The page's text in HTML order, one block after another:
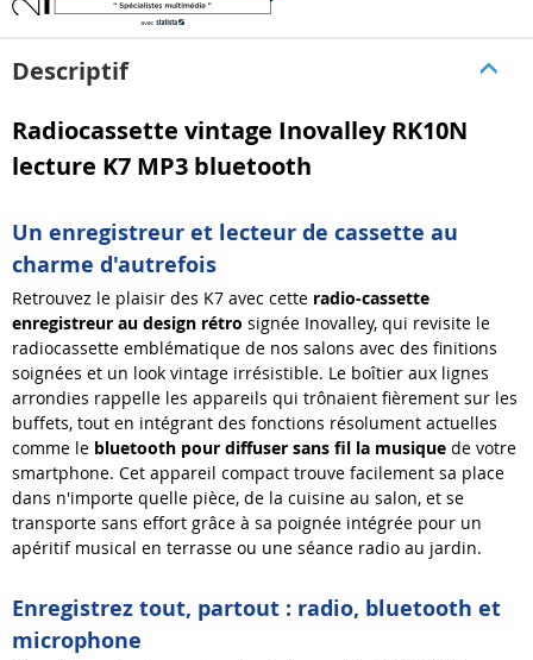
Descriptif
Radiocassette vintage Inovalley RK10N
lecture K7 MP3 bluetooth
Un enregistreur et lecteur de cassette au
charme d'autrefois
Retrouvez le plaisir des K7 avec cette radio-cassette
enregistreur au design rétro signée Inovalley, qui revisite le
radiocassette emblématique de nos salons avec des finitions
soignées et un look vintage irrésistible. Le boîtier aux lignes
arrondies rappelle les appareils qui trônaient fièrement sur les
buffets, tout en intégrant des fonctions résolument actuelles
comme le bluetooth pour diffuser sans fil la musique de votre
smartphone. Cet appareil compact trouve facilement sa place
dans n'importe quelle pièce, de la cuisine au salon, et se
transporte sans effort grâce à sa poignée intégrée pour un
apéritif musical en terrasse ou une séance radio au jardin.
Enregistrez tout, partout : radio, bluetooth et
microphone